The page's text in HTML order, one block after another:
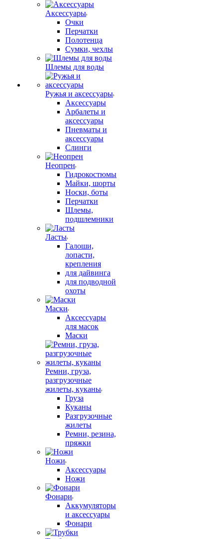
Аксессуары
Очки
Перчатки
Полотенца
Сумки, чехлы
Шлемы для воды
Ружья и аксессуары
Аксессуары
Арбалеты и
аксессуары
Пневматы и
аксессуары
Слинги
Неопрен
Гидрокостюмы
Майки, шорты
Носки, боты
Перчатки
Шлемы,
подшлемники
Ласты
Галоши,
лопасти,
крепления
для дайвинга
для подводной
охоты
Маски
Аксессуары
для масок
Маски
Ремни, груза,
разгрузочные
жилеты, куканы
Груза
Куканы
Разгрузочные
жилеты
Ремни, резина,
пряжки
Ножи
Аксессуары
Ножи
Фонари
Аккумуляторы
и аксессуары
Фонари